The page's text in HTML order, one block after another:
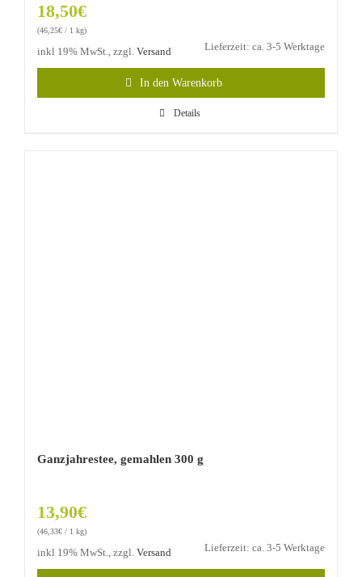
18,50€
(46,25€ / 1 kg)
inkl 19% MwSt., zzgl. Versand Lieferzeit: ca. 3-5 Werktage
In den Warenkorb
Details
Ganzjahrestee, gemahlen 300 g
13,90€
(46,33€ / 1 kg)
inkl 19% MwSt., zzgl. Versand Lieferzeit: ca. 3-5 Werktage